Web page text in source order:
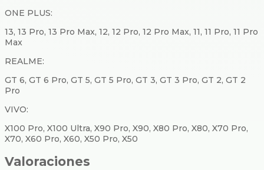
ONE PLUS:
13, 13 Pro, 13 Pro Max, 12, 12 Pro, 12 Pro Max, 11, 11 Pro, 11 Pro
Max
REALME:
GT 6, GT 6 Pro, GT 5, GT 5 Pro, GT 3, GT 3 Pro, GT 2, GT 2
Pro
VIVO:
X100 Pro, X100 Ultra, X90 Pro, X90, X80 Pro, X80, X70 Pro,
X70, X60 Pro, X60, X50 Pro, X50
Valoraciones